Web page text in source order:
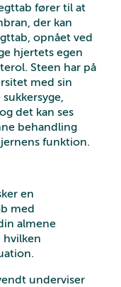
fører til at
der kan
opnået ved
hjertets egen
Steen har på
med sin
det kan ses
behandling
funktion.
en
med
almene
hvilken
underviser